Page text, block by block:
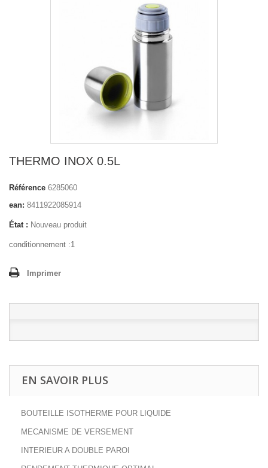
THERMO INOX 0.5L
Référence 6285060
ean: 8411922085914
État : Nouveau produit
conditionnement :1
Imprimer
EN SAVOIR PLUS
BOUTEILLE ISOTHERME POUR LIQUIDE
MECANISME DE VERSEMENT
INTERIEUR A DOUBLE PAROI